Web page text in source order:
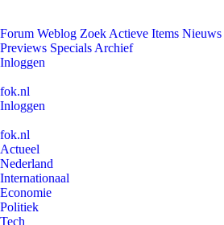
Forum Weblog Zoek Actieve Items Nieuws
Previews Specials Archief
Inloggen
fok.nl
Inloggen
fok.nl
Actueel
Nederland
Internationaal
Economie
Politiek
Tech